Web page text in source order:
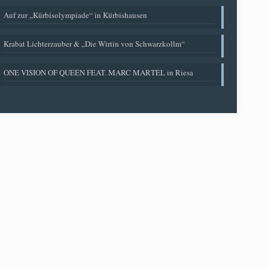
Auf zur „Kürbisolympiade“ in Kürbishausen
Krabat Lichterzauber & „Die Wirtin von Schwarzkollm“
ONE VISION OF QUEEN FEAT. MARC MARTEL in Riesa